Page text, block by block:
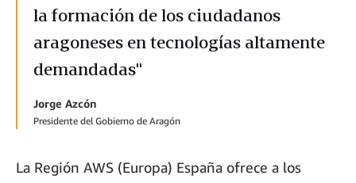
la formación de los ciudadanos
aragoneses en tecnologías altamente
demandadas"
Jorge Azcón
Presidente del Gobierno de Aragón
La Región AWS (Europa) España ofrece a los